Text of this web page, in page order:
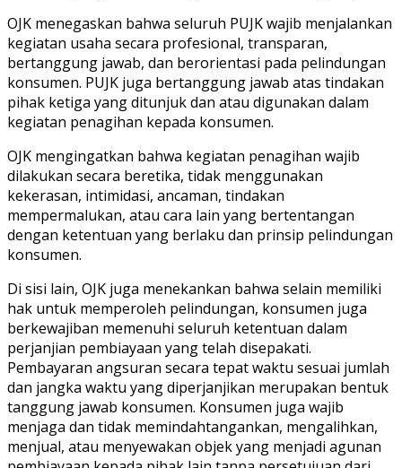
OJK menegaskan bahwa seluruh PUJK wajib menjalankan
kegiatan usaha secara profesional, transparan,
bertanggung jawab, dan berorientasi pada pelindungan
konsumen. PUJK juga bertanggung jawab atas tindakan
pihak ketiga yang ditunjuk dan atau digunakan dalam
kegiatan penagihan kepada konsumen.
OJK mengingatkan bahwa kegiatan penagihan wajib
dilakukan secara beretika, tidak menggunakan
kekerasan, intimidasi, ancaman, tindakan
mempermalukan, atau cara lain yang bertentangan
dengan ketentuan yang berlaku dan prinsip pelindungan
konsumen.
Di sisi lain, OJK juga menekankan bahwa selain memiliki
hak untuk memperoleh pe​lindungan, konsumen juga
berkewajiban memenuhi seluruh ketentuan dalam
perjanjian pembiayaan yang telah disepakati.
Pembayaran angsuran secara tepat waktu sesuai jumlah
dan jangka waktu yang diperjanjikan merupakan bentuk
tanggung jawab konsumen. Konsumen juga wajib
menjaga dan tidak memindahtangankan, mengalihkan,
menjual, atau menyewakan objek yang menjadi agunan